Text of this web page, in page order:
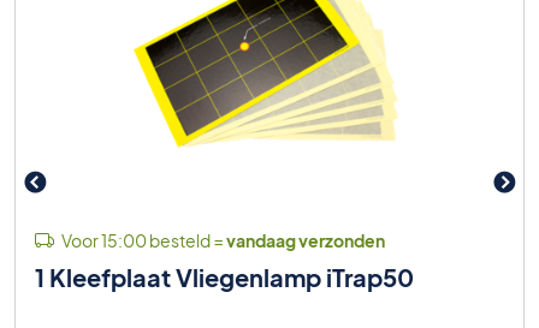
Voor 15:00 besteld =vandaag verzonden
1 Kleefplaat Vliegenlamp iTrap50